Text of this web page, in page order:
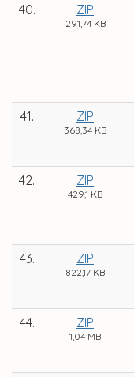
40. ZIP
291,74 KB
41. ZIP
368,34 KB
42. ZIP
429,1 KB
43. ZIP
822,17 KB
44. ZIP
1,04 MB